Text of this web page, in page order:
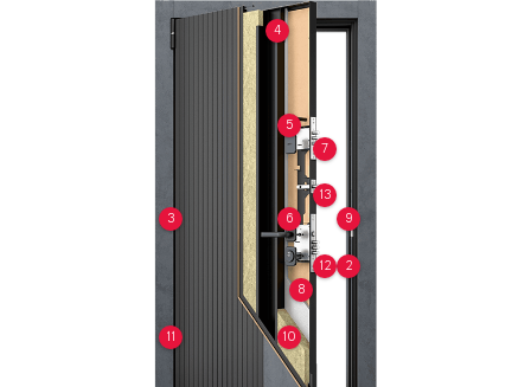
2
3
4
5
6
7
8
9
10
11
12
13